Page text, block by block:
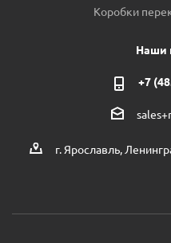
Коробки
Наши
+7
г. Ярославль,